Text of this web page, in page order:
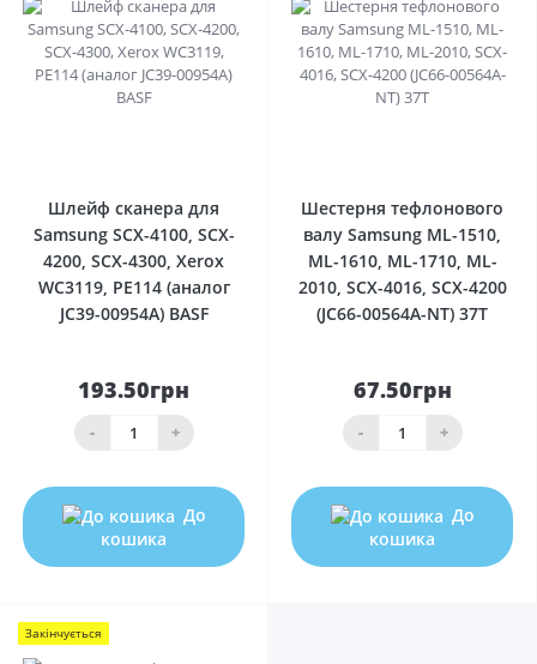
Шлейф сканера для
Samsung SCX-4100, SCX-
4200, SCX-4300, Xerox
WC3119, РE114 (аналог
JC39-00954A) BASF
193.50грн
- +
До
кошика
Шестерня тефлонового
валу Samsung ML-1510,
ML-1610, ML-1710, ML-
2010, SCX-4016, SCX-4200
(JC66-00564A-NT) 37T
67.50грн
- +
До
кошика
Закінчується